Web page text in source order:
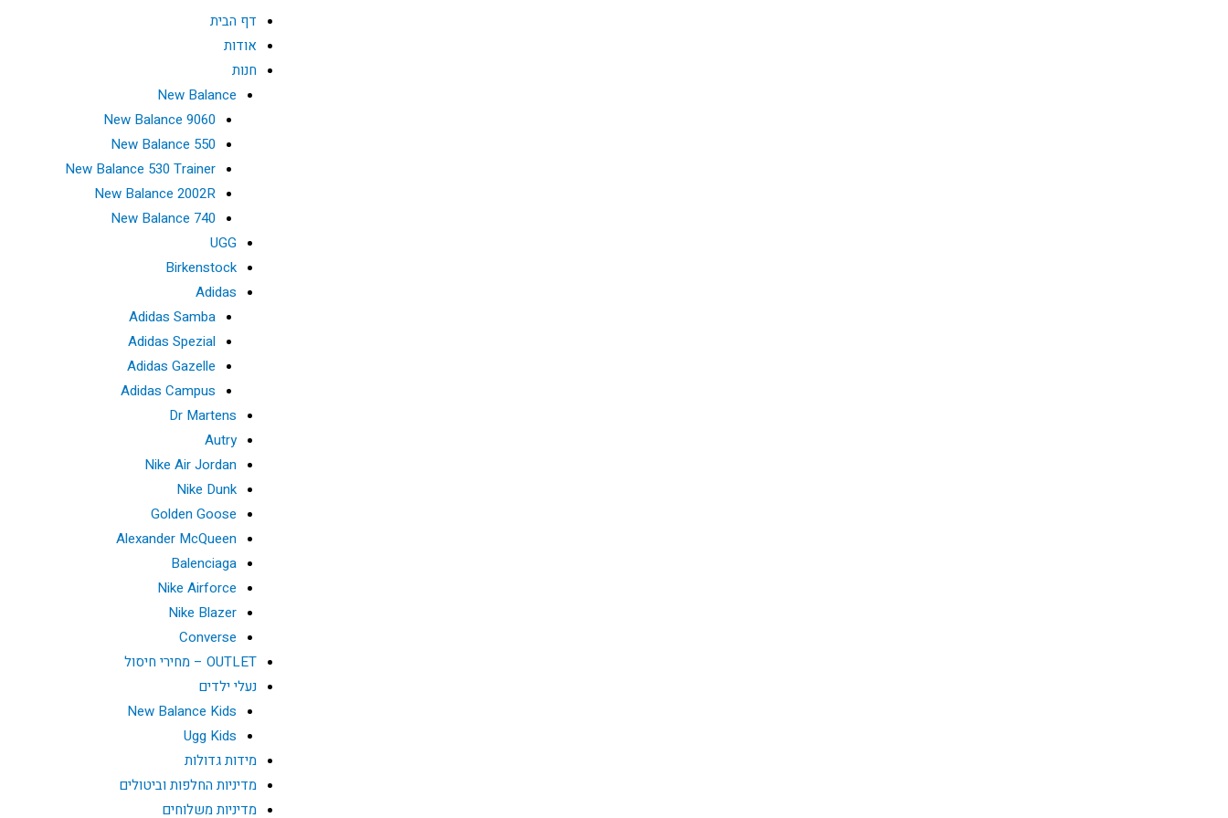
דף הבית
אודות
חנות
New Balance
New Balance 9060
New Balance 550
New Balance 530 Trainer
New Balance 2002R
New Balance 740
UGG
Birkenstock
Adidas
Adidas Samba
Adidas Spezial
Adidas Gazelle
Adidas Campus
Dr Martens
Autry
Nike Air Jordan
Nike Dunk
Golden Goose
Alexander McQueen
Balenciaga
Nike Airforce
Nike Blazer
Converse
OUTLET – מחירי חיסול
נעלי ילדים
New Balance Kids
Ugg Kids
מידות גדולות
מדיניות החלפות וביטולים
מדיניות משלוחים